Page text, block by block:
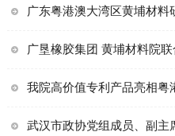
广垦橡胶集团 黄埔材料院